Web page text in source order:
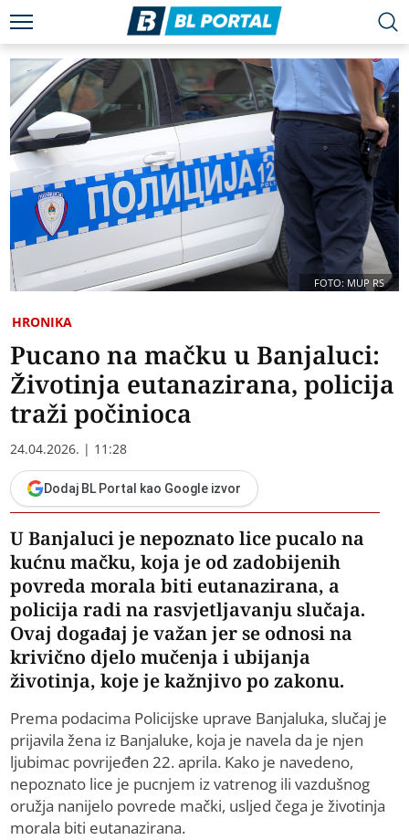
FOTO: MUP RS
HRONIKA
Pucano na mačku u Banjaluci:
Životinja eutanazirana, policija
traži počinioca
24.04.2026. | 11:28
Dodaj BL Portal kao Google izvor
U Banjaluci je nepoznato lice pucalo na
kućnu mačku, koja je od zadobijenih
povreda morala biti eutanazirana, a
policija radi na rasvjetljavanju slučaja.
Ovaj događaj je važan jer se odnosi na
krivično djelo mučenja i ubijanja
životinja, koje je kažnjivo po zakonu.
Prema podacima Policijske uprave Banjaluka, slučaj je
prijavila žena iz Banjaluke, koja je navela da je njen
ljubimac povrijeđen 22. aprila. Kako je navedeno,
nepoznato lice je pucnjem iz vatrenog ili vazdušnog
oružja nanijelo povrede mački, usljed čega je životinja
morala biti eutanazirana.